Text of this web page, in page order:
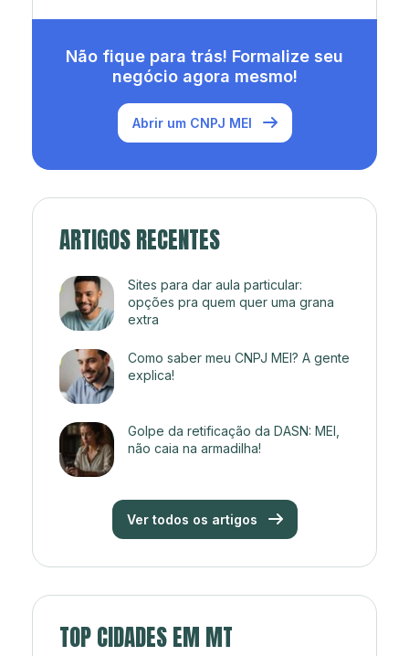
Não fique para trás! Formalize seu
negócio agora mesmo!
Abrir um CNPJ MEI
ARTIGOS RECENTES
Sites para dar aula particular:
opções pra quem quer uma grana
extra
Como saber meu CNPJ MEI? A gente
explica!
Golpe da retificação da DASN: MEI,
não caia na armadilha!
Ver todos os artigos
TOP CIDADES EM MT